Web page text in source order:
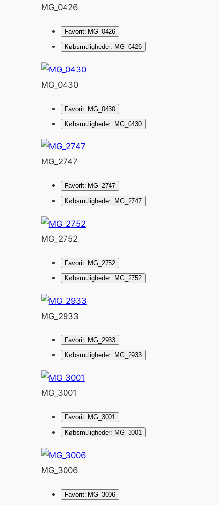
MG_0426
Favorit: MG_0426
Købsmuligheder: MG_0426
MG_0430
Favorit: MG_0430
Købsmuligheder: MG_0430
MG_2747
Favorit: MG_2747
Købsmuligheder: MG_2747
MG_2752
Favorit: MG_2752
Købsmuligheder: MG_2752
MG_2933
Favorit: MG_2933
Købsmuligheder: MG_2933
MG_3001
Favorit: MG_3001
Købsmuligheder: MG_3001
MG_3006
Favorit: MG_3006